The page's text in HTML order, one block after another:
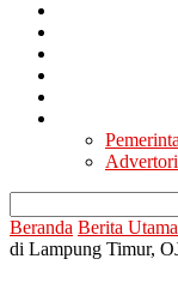
Beranda Berita Utama
di Lampung Timur,